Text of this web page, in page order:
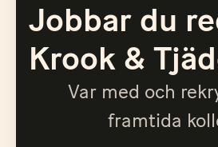
Jobbar du
Krook &
Var med och
framtida